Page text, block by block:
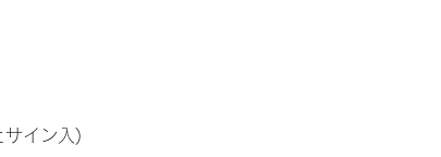
イン入)